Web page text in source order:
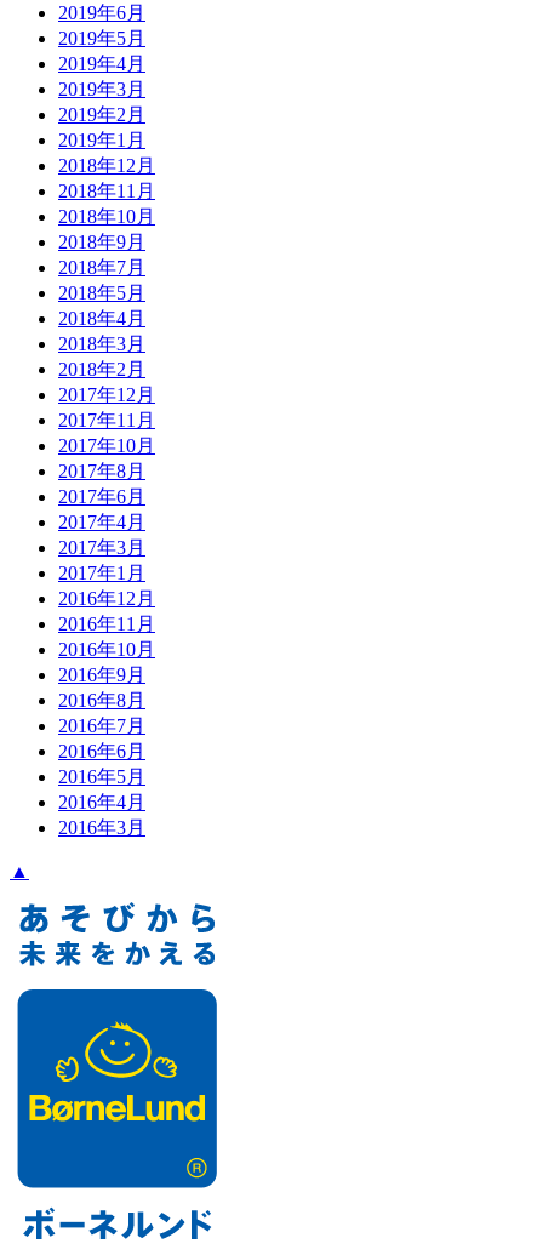
2019年6月
2019年5月
2019年4月
2019年3月
2019年2月
2019年1月
2018年12月
2018年11月
2018年10月
2018年9月
2018年7月
2018年5月
2018年4月
2018年3月
2018年2月
2017年12月
2017年11月
2017年10月
2017年8月
2017年6月
2017年4月
2017年3月
2017年1月
2016年12月
2016年11月
2016年10月
2016年9月
2016年8月
2016年7月
2016年6月
2016年5月
2016年4月
2016年3月
▲